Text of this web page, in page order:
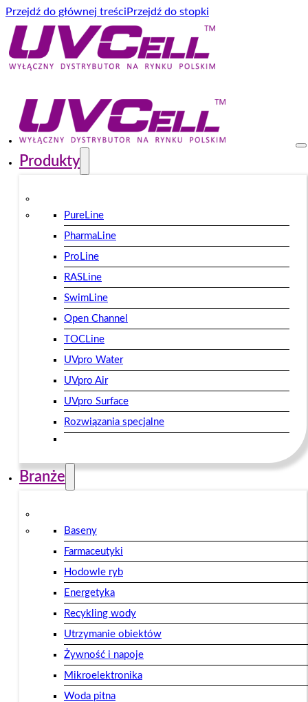
Przejdź do głównej treści Przejdź do stopki
Produkty
PureLine
PharmaLine
ProLine
RASLine
SwimLine
Open Channel
TOCLine
UVpro Water
UVpro Air
UVpro Surface
Rozwiązania specjalne
Branże
Baseny
Farmaceutyki
Hodowle ryb
Energetyka
Recykling wody
Utrzymanie obiektów
Żywność i napoje
Mikroelektronika
Woda pitna